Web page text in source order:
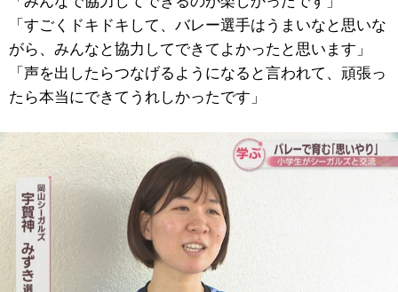
「すごくドキドキして、バレー選手はうまいなと思いな
がら、みんなと協力してできてよかったと思います」
「声を出したらつなげるようになると言われて、頑張っ
たら本当にできてうれしかったです」